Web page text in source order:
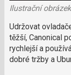
Ilustrační obrázek
Udržovat
těžší, Canonical
rychlejší a
dobré tržby a